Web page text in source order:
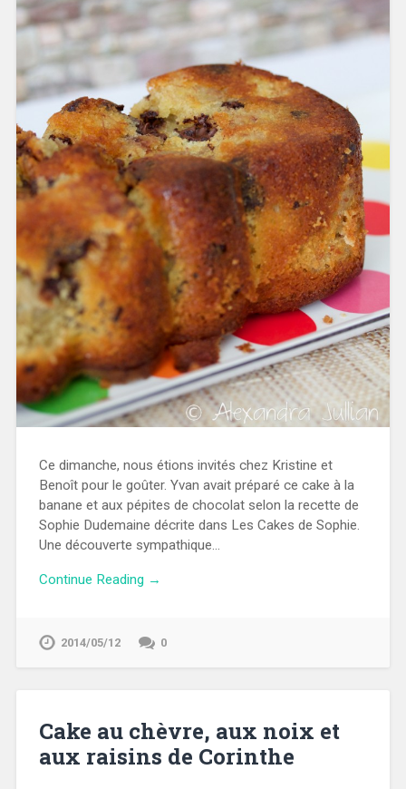
Ce dimanche, nous étions invités chez Kristine et
Benoît pour le goûter. Yvan avait préparé ce cake à la
banane et aux pépites de chocolat selon la recette de
Sophie Dudemaine décrite dans Les Cakes de Sophie.
Une découverte sympathique…
Continue Reading →
2014/05/12 0
Cake au chèvre, aux noix et
aux raisins de Corinthe